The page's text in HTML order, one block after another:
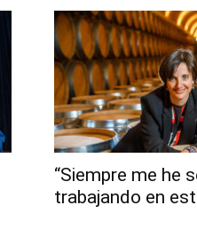
“Siempre me he
trabajando en